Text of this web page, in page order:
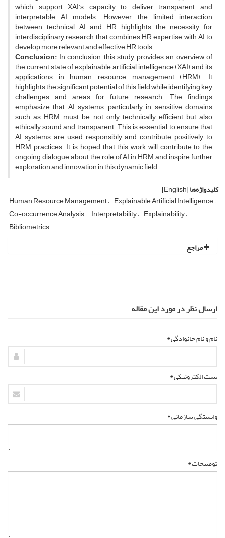
which support XAI’s capacity to deliver transparent and
interpretable AI models. However, the limited interaction
between technical AI and HR highlights the necessity for
interdisciplinary research that combines HR expertise with AI to
develop more relevant and effective HR tools.
Conclusion: In conclusion, this study provides an overview of
the current state of explainable artificial intelligence (XAI) and its
applications in human resource management (HRM). It
highlights the significant potential of this field while identifying key
challenges and areas for future research. The findings
emphasize that AI systems, particularly in sensitive domains
such as HRM, must be not only technically efficient but also
ethically sound and transparent. This is essential to ensure that
AI systems are used responsibly and contribute positively to
HRM practices. It is hoped that this work will contribute to the
ongoing dialogue about the role of AI in HRM and inspire further
exploration and innovation in this dynamic field.
کلیدواژه‌ها[English]
Human Resource Management Explainable Artificial Intelligence
Co-occurrence Analysis Interpretability Explainability
Bibliometrics
مراجع
ارسال نظر در مورد این مقاله
نام و نام خانوادگی *
پست الکترونیکی *
وابستگی سازمانی *
توضیحات *